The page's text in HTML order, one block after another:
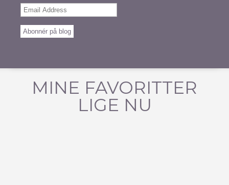
Email
Abonnér på blog
MINE FAVORITTER
LIGE NU